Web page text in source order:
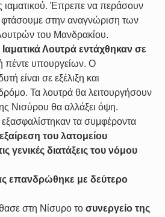
Έπρεπε να περάσουν
φτάσουμε στην αναγνώριση των
του Μανδρακίου.
Λουτρά εντάχθηκαν σε
πέντε υπουργείων. Ο
είναι σε εξέλιξη και
Τα λουτρά θα λειτουργήσουν
Νισύρου θα αλλάξει όψη.
τα συμφέροντα
εξαίρεση του λατομείου
γενικές διατάξεις του νόμου
επανδρώθηκε με δεύτερο
στη Νίσυρο το συνεργείο της